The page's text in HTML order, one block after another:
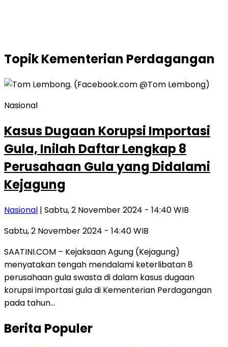
TopikKementerian Perdagangan
Nasional
Kasus Dugaan Korupsi Importasi
Gula, Inilah Daftar Lengkap 8
Perusahaan Gula yang Didalami
Kejagung
Nasional | Sabtu, 2 November 2024 - 14:40 WIB
Sabtu, 2 November 2024 - 14:40 WIB
SAATINI.COM – Kejaksaan Agung (Kejagung)
menyatakan tengah mendalami keterlibatan 8
perusahaan gula swasta di dalam kasus dugaan
korupsi importasi gula di Kementerian Perdagangan
pada tahun…
Berita Populer